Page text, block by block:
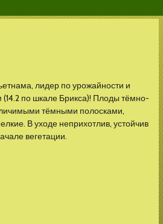
лидер по урожайности и
(14.2 по шкале Брикса)! Плоды тёмно-
тёмными полосками,
В уходе неприхотлив, устойчив
вегетации.